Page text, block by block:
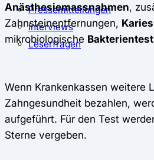
Pressemitteilungen
Interviews
Leserfragen
Anästhesiemassnahmen,
Zahnsteinentfernungen,
mikrobiologische
Wenn Krankenkassen weitere
Zahngesundheit bezahlen,
aufgeführt. Für den Test
Sterne vergeben.